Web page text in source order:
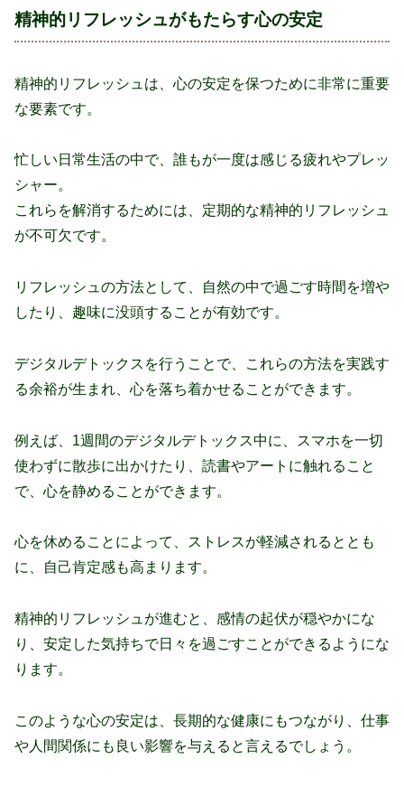
精神的リフレッシュがもたらす心の安定
精神的リフレッシュは、心の安定を保つために非常に重要
な要素です。
忙しい日常生活の中で、誰もが一度は感じる疲れやプレッ
シャー。
これらを解消するためには、定期的な精神的リフレッシュ
が不可欠です。
リフレッシュの方法として、自然の中で過ごす時間を増や
したり、趣味に没頭することが有効です。
デジタルデトックスを行うことで、これらの方法を実践す
る余裕が生まれ、心を落ち着かせることができます。
例えば、1週間のデジタルデトックス中に、スマホを一切
使わずに散歩に出かけたり、読書やアートに触れること
で、心を静めることができます。
心を休めることによって、ストレスが軽減されるととも
に、自己肯定感も高まります。
精神的リフレッシュが進むと、感情の起伏が穏やかにな
り、安定した気持ちで日々を過ごすことができるようにな
ります。
このような心の安定は、長期的な健康にもつながり、仕事
や人間関係にも良い影響を与えると言えるでしょう。